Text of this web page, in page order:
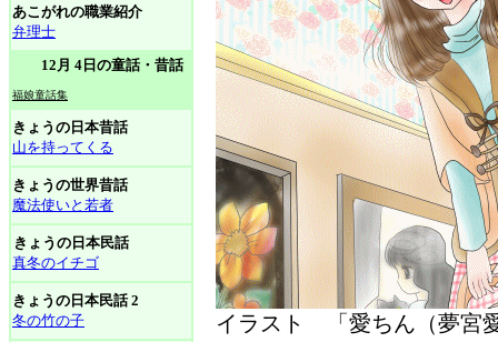
あこがれの職業紹介
弁理士
12月 4日の童話・昔話
福娘童話集
きょうの日本昔話
山を持ってくる
きょうの世界昔話
魔法使いと若者
きょうの日本民話
真冬のイチゴ
きょうの日本民話 2
冬の竹の子
イラスト 「愛ちん（夢